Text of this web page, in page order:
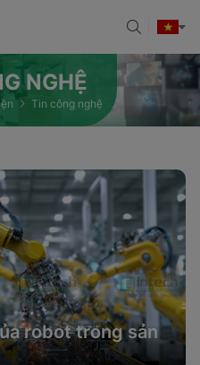
NGHỆ
Tin công nghệ
robot trong sản